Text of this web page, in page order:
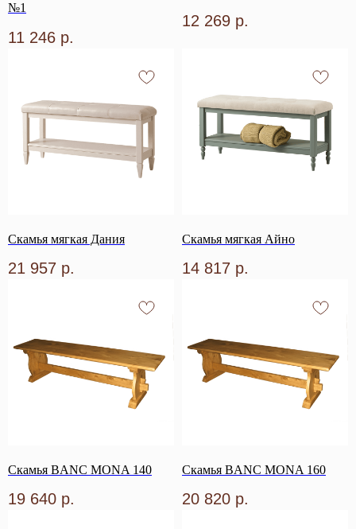
№1
11 246 р.
12 269 р.
Скамья мягкая Дания
21 957 р.
Скамья мягкая Айно
14 817 р.
Скамья BANC MONA 140
19 640 р.
Скамья BANC MONA 160
20 820 р.